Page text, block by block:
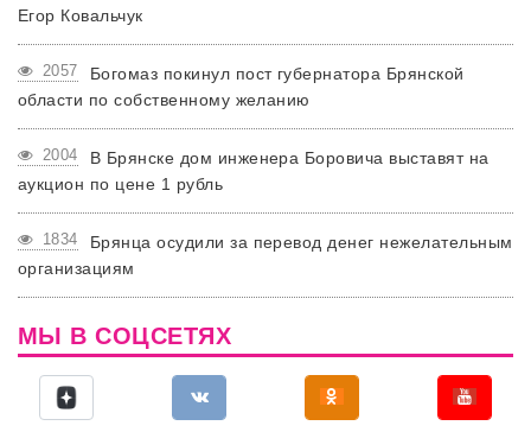
Егор Ковальчук
2057
Богомаз покинул пост губернатора Брянской
области по собственному желанию
2004
В Брянске дом инженера Боровича выставят на
аукцион по цене 1 рубль
1834
Брянца осудили за перевод денег нежелательным
организациям
МЫ В СОЦСЕТЯХ